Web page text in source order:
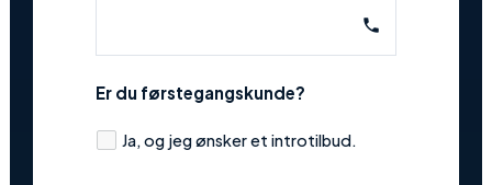
phone
Er du førstegangskunde?
Ja, og jeg ønsker et introtilbud.